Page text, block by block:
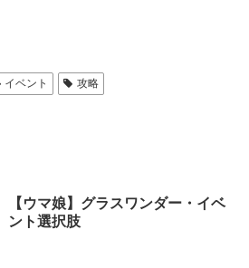
イベント 攻略
【ウマ娘】グラスワンダー・イベ
ント選択肢